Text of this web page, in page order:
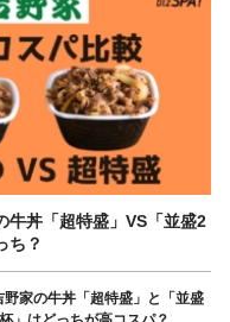
牛丼「超特盛」VS「並盛2
ち？
野家の牛丼「超特盛」と「並盛